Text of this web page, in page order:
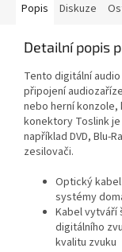
Popis Diskuze
Detailní popis
Tento digitální
připojení
nebo herní konzole,
konektory Toslink
například DVD, Blu-
zesilovači.
Optický
systémy
Kabel vytváří
digitálního
kvalitu zvuku